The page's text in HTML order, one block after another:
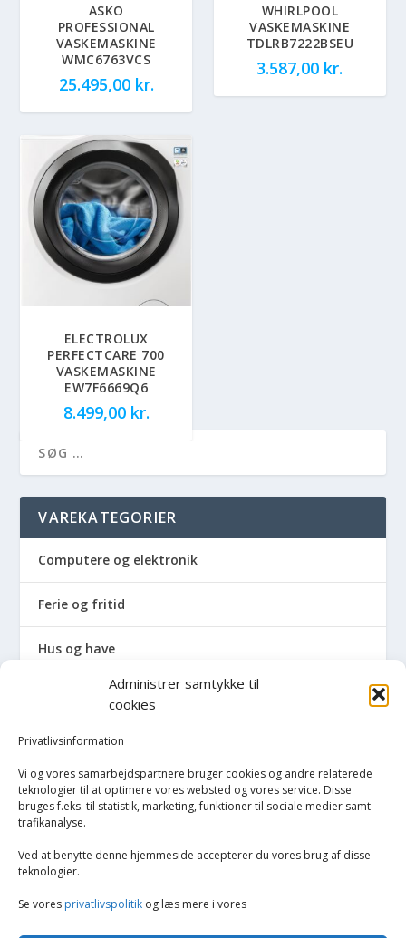
Administrer samtykke til
cookies
Privatlivsinformation
Vi og vores samarbejdspartnere bruger cookies og andre relaterede
teknologier til at optimere vores websted og vores service. Disse
bruges f.eks. til statistik, marketing, funktioner til sociale medier samt
trafikanalyse.
Ved at benytte denne hjemmeside accepterer du vores brug af disse
teknologier.
Se vores privatlivspolitik og læs mere i vores
ASKO
PROFESSIONAL
VASKEMASKINE
WMC6763VCS
25.495,00 kr.
WHIRLPOOL
VASKEMASKINE
TDLRB7222BSEU
3.587,00 kr.
ELECTROLUX
PERFECTCARE 700
VASKEMASKINE
EW7F6669Q6
8.499,00 kr.
VAREKATEGORIER
Computere og elektronik
Ferie og fritid
Hus og have
Havemaskiner
Hvidevarer
Tørretumblere og tørreskabe
Vaskemaskiner
Køkken
Opvarmning